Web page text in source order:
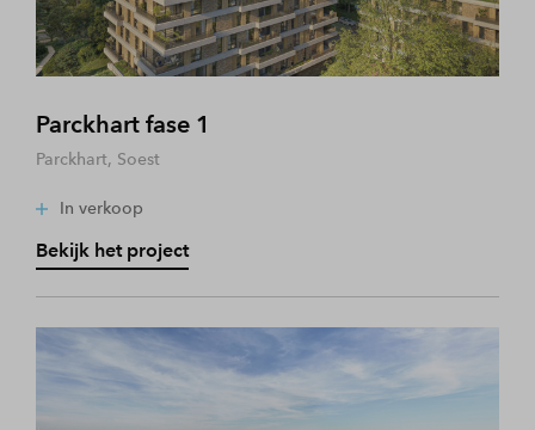
Parckhart fase 1
Parckhart, Soest
In verkoop
Bekijk het project